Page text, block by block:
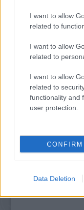
I want to allow
related to
I want to allow
related to
I want to allow
related to
functionality and
user protection.
CONFIRM
Data Deletion
rendszert.
Zene